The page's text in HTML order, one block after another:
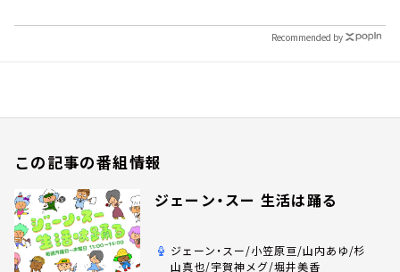
Recommended by
この記事の番組情報
ジェーン・スー 生活は踊る
ジェーン・スー/小笠原亘/山内あゆ/杉
山真也/宇賀神メグ/堀井美香